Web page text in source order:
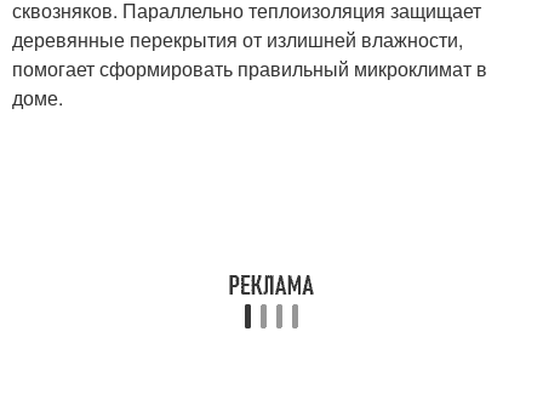
сквозняков. Параллельно теплоизоляция защищает
деревянные перекрытия от излишней влажности,
помогает сформировать правильный микроклимат в
доме.